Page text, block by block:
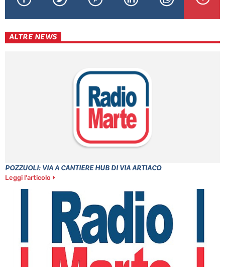
ALTRE NEWS
POZZUOLI: VIA A CANTIERE HUB DI VIA ARTIACO
Leggi l'articolo